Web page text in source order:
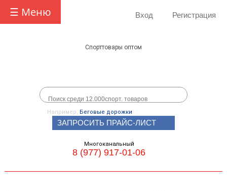
☰ Меню Вход Регистрация
Спорттовары оптом
Например, Беговые дорожки
ЗАПРОСИТЬ ПРАЙС-ЛИСТ
Многоканальный
8 (977) 917-01-06